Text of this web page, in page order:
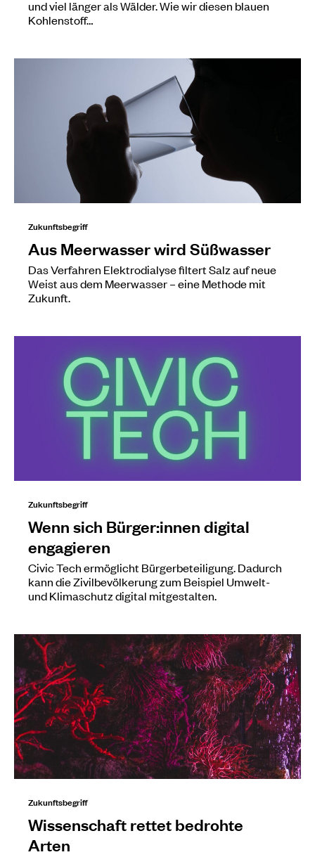
und viel länger als Wälder. Wie wir diesen blauen
Kohlenstoff…
Zukunftsbegriff
Aus Meerwasser wird Süßwasser
Das Verfahren Elektrodialyse filtert Salz auf neue
Weist aus dem Meerwasser – eine Methode mit
Zukunft.
Zukunftsbegriff
Wenn sich Bürger:innen digital
engagieren
Civic Tech ermöglicht Bürgerbeteiligung. Dadurch
kann die Zivilbevölkerung zum Beispiel Umwelt-
und Klimaschutz digital mitgestalten.
Zukunftsbegriff
Wissenschaft rettet bedrohte
Arten